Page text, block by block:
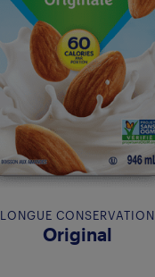
LONGUE CONSERVATION
Original